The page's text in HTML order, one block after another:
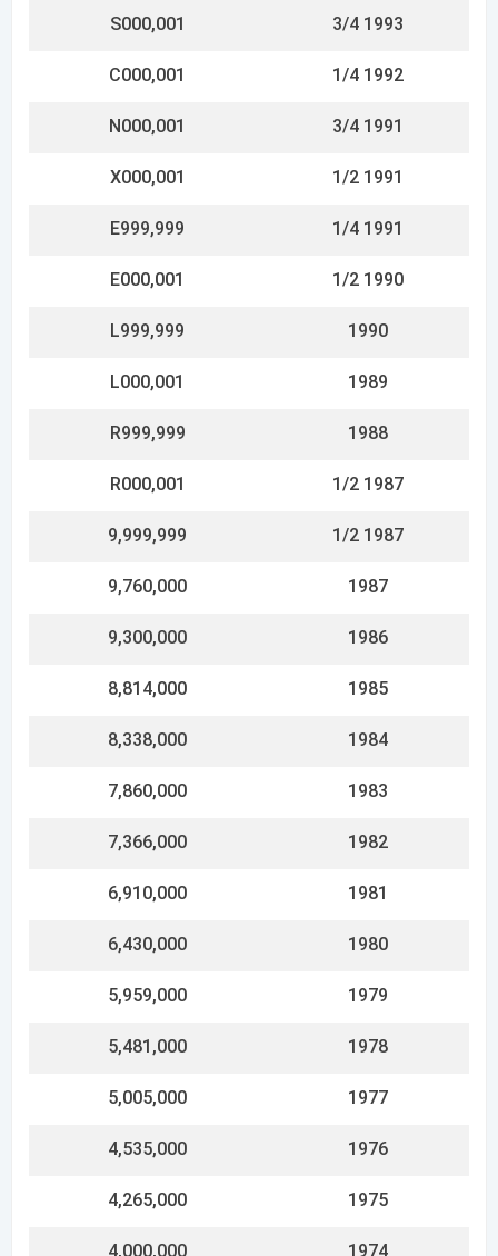
1987 1/2
R000,001
1987 1/2
9,999,999
1987
9,760,000
1986
9,300,000
1985
8,814,000
1984
8,338,000
1983
7,860,000
1982
7,366,000
1981
6,910,000
1980
6,430,000
1979
5,959,000
1978
5,481,000
1977
5,005,000
1976
4,535,000
1975
4,265,000
1974
4,000,000
1973
3,741,000
1972
3,478,000
1971
3,215,000
1970
2,952,000
1969
2,689,000
1968
2,426,000
1967
2,164,000
1966
1,870,000
1965
1,791,000